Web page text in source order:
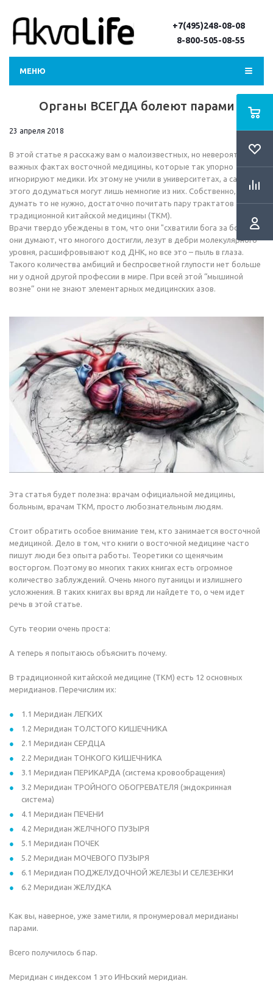
+7(495)248-08-08
8-800-505-08-55
МЕНЮ
Органы ВСЕГДА болеют парами
23 апреля 2018
В этой статье я расскажу вам о малоизвестных, но невероятно
важных фактах восточной медицины, которые так упорно
игнорируют медики. Их этому не учили в университетах, а сами до
этого додуматься могут лишь немногие из них. Собственно, тут и
думать то не нужно, достаточно почитать пару трактатов
традиционной китайской медицины (ТКМ).
Врачи твердо убеждены в том, что они "схватили бога за бороду",
они думают, что многого достигли, лезут в дебри молекулярного
уровня, расшифровывают код ДНК, но все это – пыль в глаза.
Такого количества амбиций и беспросветной глупости нет больше
ни у одной другой профессии в мире. При всей этой “мышиной
возне” они не знают элементарных медицинских азов.
Эта статья будет полезна: врачам официальной медицины,
больным, врачам ТКМ, просто любознательным людям.
Стоит обратить особое внимание тем, кто занимается восточной
медициной. Дело в том, что книги о восточной медицине часто
пишут люди без опыта работы. Теоретики со щенячьим
восторгом. Поэтому во многих таких книгах есть огромное
количество заблуждений. Очень много путаницы и излишнего
усложнения. В таких книгах вы вряд ли найдете то, о чем идет
речь в этой статье.
Суть теории очень проста:
А теперь я попытаюсь объяснить почему.
В традиционной китайской медицине (ТКМ) есть 12 основных
меридианов. Перечислим их:
1.1 Меридиан ЛЕГКИХ
1.2 Меридиан ТОЛСТОГО КИШЕЧНИКА
2.1 Меридиан СЕРДЦА
2.2 Меридиан ТОНКОГО КИШЕЧНИКА
3.1 Меридиан ПЕРИКАРДА (система кровообращения)
3.2 Меридиан ТРОЙНОГО ОБОГРЕВАТЕЛЯ (эндокринная
система)
4.1 Меридиан ПЕЧЕНИ
4.2 Меридиан ЖЕЛЧНОГО ПУЗЫРЯ
5.1 Меридиан ПОЧЕК
5.2 Меридиан МОЧЕВОГО ПУЗЫРЯ
6.1 Меридиан ПОДЖЕЛУДОЧНОЙ ЖЕЛЕЗЫ И СЕЛЕЗЕНКИ
6.2 Меридиан ЖЕЛУДКА
Как вы, наверное, уже заметили, я пронумеровал меридианы
парами.
Всего получилось 6 пар.
Меридиан с индексом 1 это ИНЬский меридиан.